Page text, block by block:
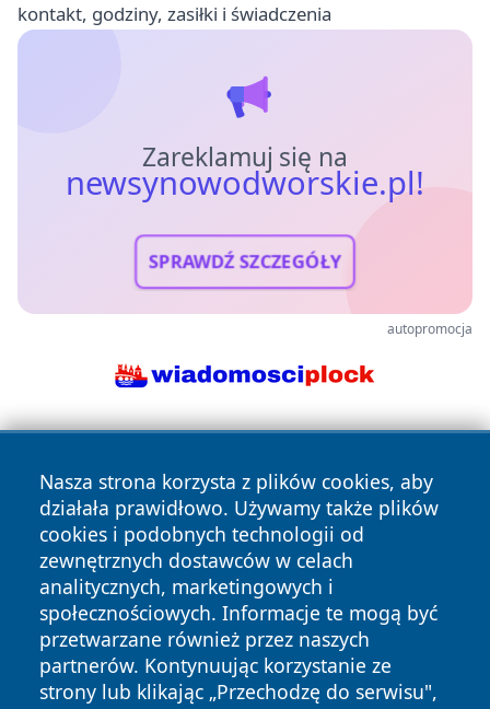
kontakt, godziny, zasiłki i świadczenia
Zareklamuj się na
newsynowodworskie.pl!
SPRAWDŹ SZCZEGÓŁY
autopromocja
Nasza strona korzysta z plików cookies, aby
działała prawidłowo. Używamy także plików
cookies i podobnych technologii od
zewnętrznych dostawców w celach
analitycznych, marketingowych i
społecznościowych. Informacje te mogą być
przetwarzane również przez naszych
partnerów. Kontynuując korzystanie ze
strony lub klikając „Przechodzę do serwisu",
Copyright © 2026 newsynowodworskie.pl Wszystkie prawa
zastrzeżone.
News Autorzy
Polityka
Prywatności
Polityka
Cookies